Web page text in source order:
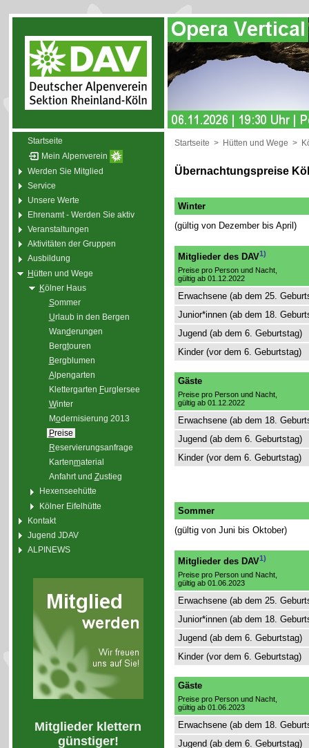
Startseite
Mein Alpenverein
Werden Sie Mitglied
Service
Unsere Werte
Ehrenamt - Werden Sie aktiv
Veranstaltungen
Aktivitäten der Gruppen
Ausbildung
Hütten und Wege
Kölner Haus
Sommer
Urlaub in den Bergen
Wanderungen
Bergtouren
Bergblumen
Alpengarten
Klettergarten Furglersee
Winter
Modernisierung 2013
Preise
Reservierungsanfrage
Kartenmaterial
Anfahrt und Zustieg
Hexenseehütte
Kölner Eifelhütte
Kontakt
Jugend JDAV
ALPINEWS
Mitglieder klettern
günstiger!
Startseite > Hütten und Wege >
Übernachtungspreise
Winter
(gültig von Dezember bis April)
Mitglieder des DAV1)
Preise pro Person und Nacht,
gültig ab 01.12.2022
Erwachsene (ab dem 25.
Junior*innen (ab dem 18.
Jugend (ab dem 6. Geburtstag)
Kinder (vor dem 6. Geburtstag)
Gäste
Preise pro Person und Nacht,
gültig ab 01.12.2022
Erwachsene (ab dem 18.
Jugend (ab dem 6. Geburtstag)
Kinder (vor dem 6. Geburtstag)
Sommer
(gültig von Juni bis Oktober)
Mitglieder des DAV1)
Preise pro Person und Nacht,
gültig ab 01.06.2023
Erwachsene (ab dem 25.
Junior*innen (ab dem 18.
Jugend (ab dem 6. Geburtstag)
Kinder (vor dem 6. Geburtstag)
Gäste
Preise pro Person und Nacht,
gültig ab 01.06.2023
Erwachsene (ab dem 18.
Jugend (ab dem 6. Geburtstag)